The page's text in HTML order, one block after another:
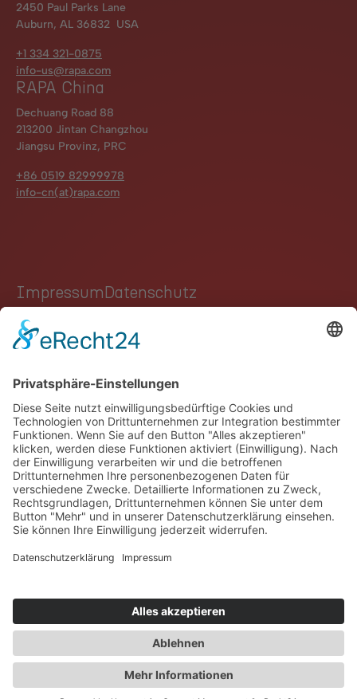
2450 Paul Parks Lane
Auburn, AL 36832 USA
+1 334 321-0875
info-us@rapa.com
RAPA China
Dechuang Road 88
213200 Jintan Changzhou
Jiangsu Provinz, PRC
+86 0519 82999978
info-cn(at)rapa.com
Impressum Datenschutz
Hinweisgebersystem
GROUP
AUTOMOTIVE
HEALTHCARE
INDUSTRY
THE HEART OF INNOVATION